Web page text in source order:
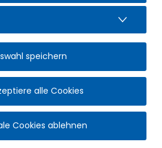
speichern
alle Cookies
Cookies ablehnen